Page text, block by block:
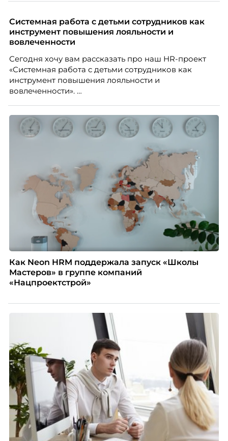
Системная работа с детьми сотрудников как
инструмент повышения лояльности и
вовлеченности
Сегодня хочу вам рассказать про наш HR-проект
«Системная работа с детьми сотрудников как
инструмент повышения лояльности и
вовлеченности».
Как Neon HRM поддержала запуск «Школы
Мастеров» в группе компаний
«Нацпроектстрой»